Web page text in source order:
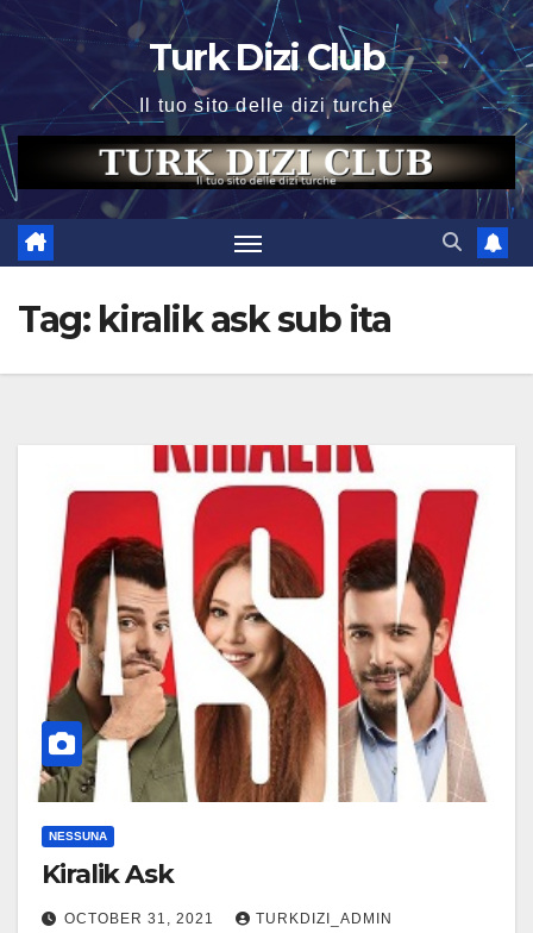
Turk Dizi Club
Il tuo sito delle dizi turche
Tag: kiralik ask sub ita
NESSUNA
Kiralik Ask
OCTOBER 31, 2021 TURKDIZI_ADMIN